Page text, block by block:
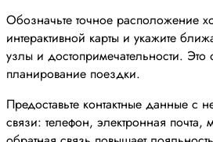
Обозначьте точное расположение
интерактивной карты и укажите
узлы и достопримечательности. Это
планирование поездки.
Предоставьте контактные данные с
связи: телефон, электронная